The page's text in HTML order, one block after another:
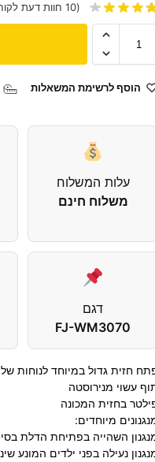
(
10 חוות דעת
הוסף לרשימת המשאלות
עלות המשלוח
משלוח חינם
דגם
FJ-WM3070
חזית גדול במיוחד לנוחות
עשוי מנירוסטה
בחזית המכונה
מיוחדים:
השהייה בפתיחת הדלת
נעילה בפני ילדים המונע